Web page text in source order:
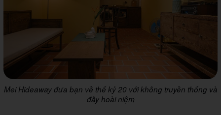
Mei Hideaway đưa bạn về thế kỷ 20 với không truyền thống và
đầy hoài niệm